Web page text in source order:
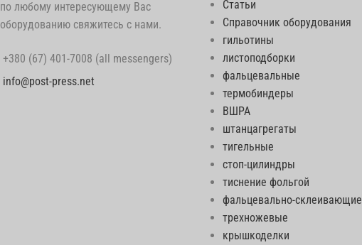
по любому интересующему Вас
оборудованию свяжитесь с нами.
+380 (67) 401-7008 (all messengers)
info@post-press.net
Статьи
Справочник оборудования
гильотины
листоподборки
фальцевальные
термобиндеры
ВШРА
штанцагрегаты
тигельные
стоп-цилиндры
тиснение фольгой
фальцевально-склеивающие
трехножевые
крышкоделки